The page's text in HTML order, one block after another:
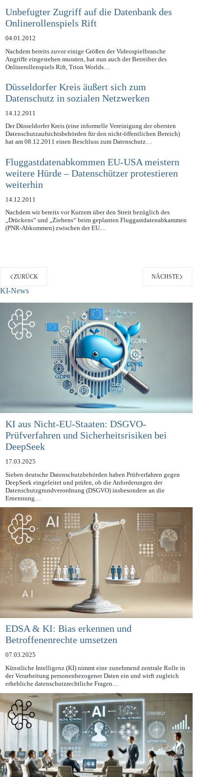
Unbefugter Zugriff auf die Datenbank des
Onlinerollenspiels Rift
04.01.2012
Nachdem bereits zuvor einige Größen der Videospielbranche
Angriffe eingestehen mussten, hat nun auch der Betreiber des
Düsseldorfer Kreis äußert sich zum
Datenschutz in sozialen Netzwerken
14.12.2011
Der Düsseldorfer Kreis (eine informelle Vereinigung der obersten
Datenschutzaufsichtsbehörden für den nicht-öffentlichen Bereich)
Fluggastdatenabkommen EU-USA meistern
weitere Hürde – Datenschützer protestieren
weiterhin
14.12.2011
Nachdem wir bereits vor Kurzem über den Streit bezüglich des
„Drückens“ und „Ziehens“ beim geplanten Fluggastdatenabkammen
ZURÜCK
KI-News
KI aus Nicht-EU-Staaten: DSGVO-
Prüfverfahren und Sicherheitsrisiken bei
DeepSeek
17.03.2025
Sieben deutsche Datenschutzbehörden haben Prüfverfahren gegen
DeepSeek eingeleitet und prüfen, ob die Anforderungen der
Datenschutzgrundverordnung (DSGVO) insbesondere an die
Ernennung…
EDSA & KI: Bias erkennen und
Betroffenenrechte umsetzen
07.03.2025
Künstliche Intelligenz (KI) nimmt eine zunehmend zentrale Rolle in
der Verarbeitung personenbezogener Daten ein und wirft zugleich
erhebliche datenschutzrechtliche Fragen…